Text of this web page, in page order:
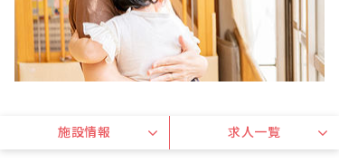
施設情報 求人一覧